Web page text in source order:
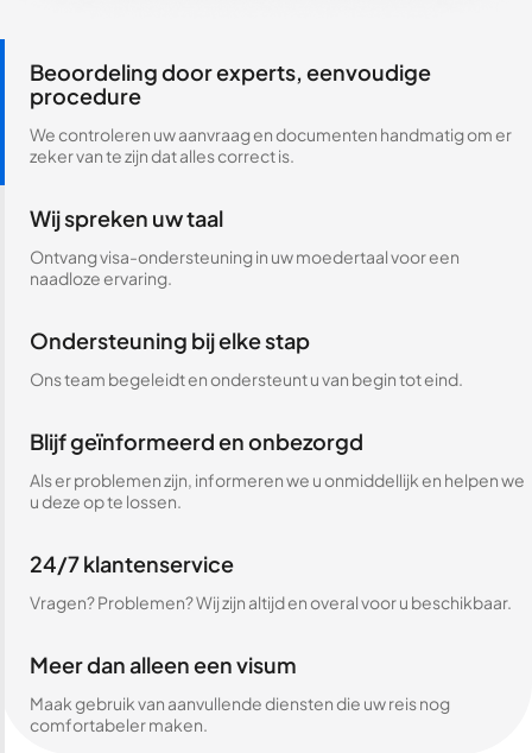
Beoordeling door experts, eenvoudige
procedure
We controleren uw aanvraag en documenten handmatig om er
zeker van te zijn dat alles correct is.
Wij spreken uw taal
Ontvang visa-ondersteuning in uw moedertaal voor een
naadloze ervaring.
Ondersteuning bij elke stap
Ons team begeleidt en ondersteunt u van begin tot eind.
Blijf geïnformeerd en onbezorgd
Als er problemen zijn, informeren we u onmiddellijk en helpen we
u deze op te lossen.
24/7 klantenservice
Vragen? Problemen? Wij zijn altijd en overal voor u beschikbaar.
Meer dan alleen een visum
Maak gebruik van aanvullende diensten die uw reis nog
comfortabeler maken.